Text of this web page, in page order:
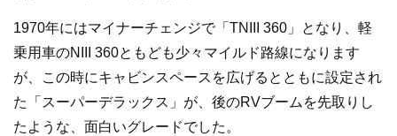
1970年にはマイナーチェンジで「TNIII 360」となり、軽
乗用車のNIII 360ともども少々マイルド路線になります
が、この時にキャビンスペースを広げるとともに設定され
た「スーパーデラックス」が、後のRVブームを先取りし
たような、面白いグレードでした。